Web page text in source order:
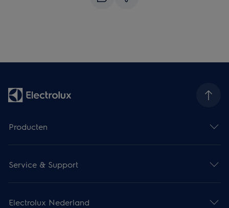
Producten
Service & Support
Electrolux Nederland